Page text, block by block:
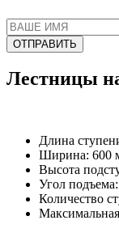
Лестницы
Длина
Ширина: 600
Высота
Угол
Количество